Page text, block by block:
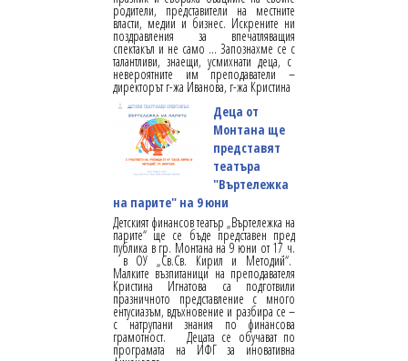
родители, представители на местните
власти, медии и бизнес. Искрените ни
поздравления за впечатляващия
спектакъл и не само … Запознахме се с
талантливи, знаещи, усмихнати деца, с
невероятните им преподаватели –
директорът г-жа Иванова, г-жа Кристина
Деца от
Монтана ще
представят
театъра
"Въртележка
на парите" на 9 юни
Детският финансов театър „Въртележка на
парите“ ще се бъде представен пред
публика в гр. Монтана на 9 юни от 17 ч.
в ОУ „Св.Св. Кирил и Методий“.
Малките възпитаници на преподавателя
Кристина Игнатова са подготвили
празничното представление с много
ентусиазъм, вдъхновение и разбира се –
с натрупани знания по финансова
грамотност. Децата се обучават по
програмата на ИФГ за иновативна